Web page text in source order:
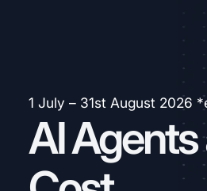
1 July – 31st August 2026
AI